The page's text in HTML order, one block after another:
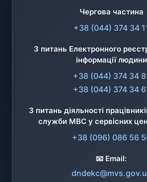
Чергова частина
+38 (044) 374 34
З питань Електронного
інформації людини
+38 (044) 374 34
+38 (044) 374 34
З питань діяльності
служби МВС у сервісних
+38 (096) 086 56
📧 Email: